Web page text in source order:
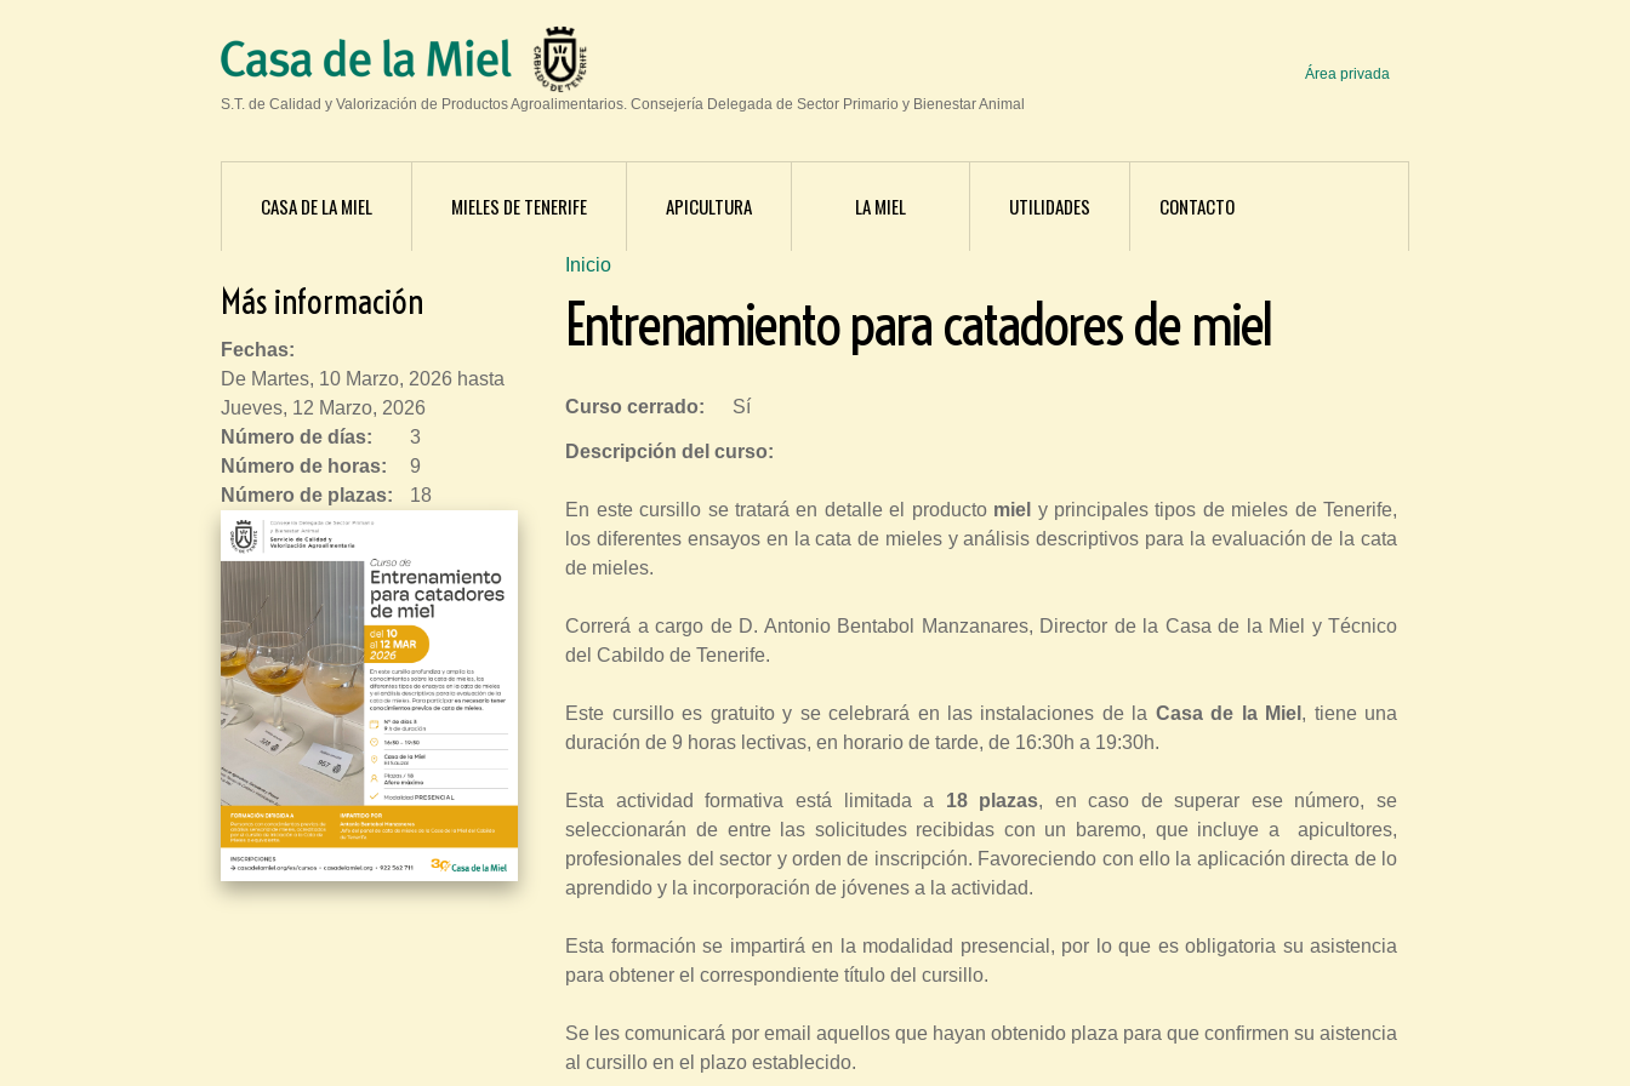
S.T. de Calidad y Valorización de Productos Agroalimentarios. Consejería Delegada de Sector Primario y Bienestar Animal
e
Área privada
CASA DE LA MIEL MIELES DE TENERIFE APICULTURA LA MIEL UTILIDADES CONTACTO
S
e
n
c
u
e
n
t
r
a
u
s
t
d
a
q
u
í
Inicio
Entrenamiento para catadores de miel
Curso cerrado: Sí
Descripción del curso:
En este cursillo se tratará en detalle el producto miel y principales tipos de mieles de Tenerife,
los diferentes ensayos en la cata de mieles y análisis descriptivos para la evaluación de la cata
de mieles.
Correrá a cargo de D. Antonio Bentabol Manzanares, Director de la Casa de la Miel y Técnico
del Cabildo de Tenerife.
Este cursillo es gratuito y se celebrará en las instalaciones de la Casa de la Miel , tiene una
duración de 9 horas lectivas, en horario de tarde, de 16:30h a 19:30h.
Esta actividad formativa está limitada a 18 plazas, en caso de superar ese número, se
seleccionarán de entre las solicitudes recibidas con un baremo, que incluye a apicultores,
profesionales del sector y orden de inscripción. Favoreciendo con ello la aplicación directa de lo
aprendido y la incorporación de jóvenes a la actividad.
Esta formación se impartirá en la modalidad presencial, por lo que es obligatoria su asistencia
para obtener el correspondiente título del cursillo.
Se les comunicará por email aquellos que hayan obtenido plaza para que confirmen su aistencia
al cursillo en el plazo establecido.
Más información
Fechas:
De Martes, 10 Marzo, 2026 hasta
Jueves, 12 Marzo, 2026
Número de días:
3
Número de horas:
9
Número de plazas:
18